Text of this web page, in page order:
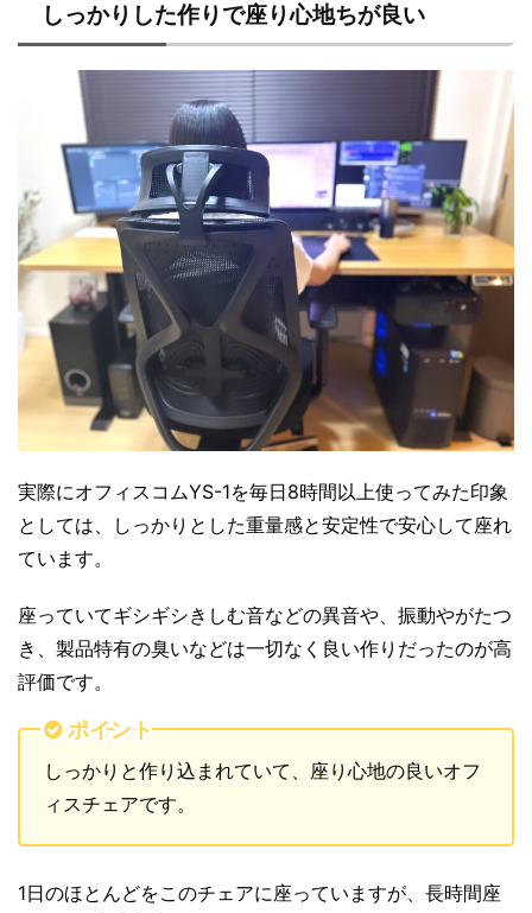
しっかりした作りで座り心地ちが良い
実際にオフィスコムYS-1を毎日8時間以上使ってみた印象
としては、しっかりとした重量感と安定性で安心して座れ
ています。
座っていてギシギシきしむ音などの異音や、振動やがたつ
き、製品特有の臭いなどは一切なく良い作りだったのが高
評価です。
ポイント
しっかりと作り込まれていて、座り心地の良いオフ
ィスチェアです。
1日のほとんどをこのチェアに座っていますが、長時間座